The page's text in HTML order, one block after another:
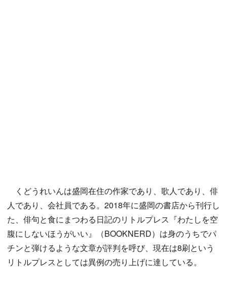
くどうれいんは盛岡在住の作家であり、歌人であり、俳
人であり、会社員である。2018年に盛岡の書店から刊行し
た、俳句と食にまつわる日記のリトルプレス『わたしを空
腹にしないほうがいい』（BOOKNERD）は身のうちでパ
チンと弾けるような文章が評判を呼び、現在は8刷という
リトルプレスとしては異例の売り上げに達している。